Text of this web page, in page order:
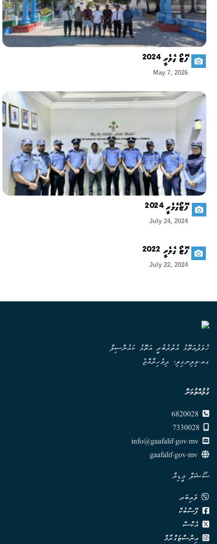
ފޮޓޯ ގެލެރީ 2024
May 7, 2026
ފޮޓޯގެލެރީ 2024
July 24, 2024
ފޮޓޯ ގެލެރީ 2022
July 22, 2024
ހުވަދުއަތޮޅު އުތުރުބުރީ އަތޮޅު ކައުންސިލް
ގއ.ވިލިނގިލި، ދިވެހިރާއްޖެ
ގުޅުއްވުމަށް
info@gaafalif.gov.mv
ސޯޝަލް މީޑިޔާ
ވައިބަރ
ފޭސްބުކް
އެކްސް
އިންސްޓަގްރާމް